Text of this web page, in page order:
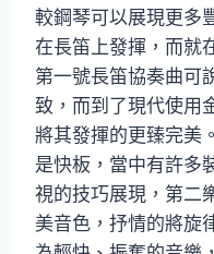
較鋼琴可以展現更多
在長笛上發揮，而就
第一號長笛協奏曲可
致，而到了現代使用
將其發揮的更臻完美
是快板，當中有許多
視的技巧展現，第二
美音色，抒情的將旋